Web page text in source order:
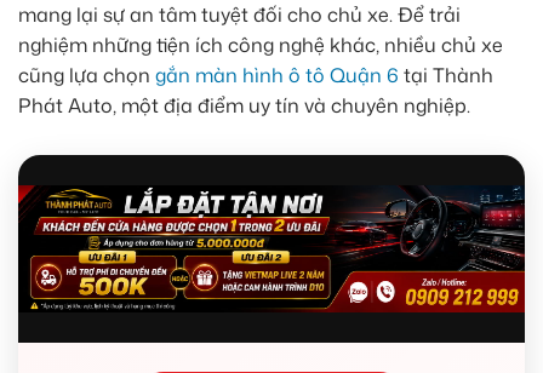
mang lại sự an tâm tuyệt đối cho chủ xe. Để trải
nghiệm những tiện ích công nghệ khác, nhiều chủ xe
cũng lựa chọn gắn màn hình ô tô Quận 6 tại Thành
Phát Auto, một địa điểm uy tín và chuyên nghiệp.